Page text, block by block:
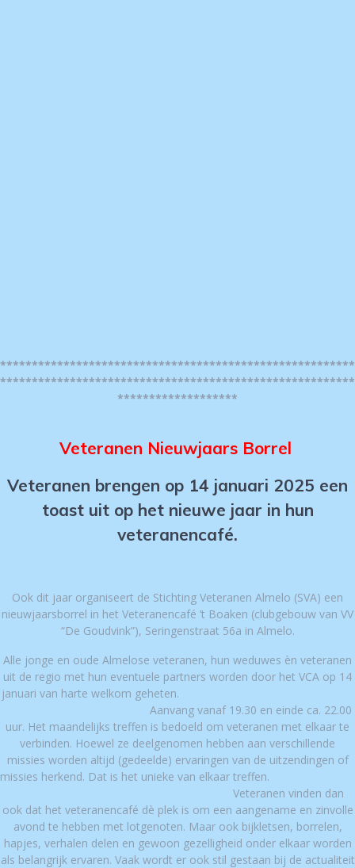
********************************************************
********************************************************
*******************
Veteranen Nieuwjaars Borrel
Veteranen brengen op 14 januari 2025 een
toast uit op het nieuwe jaar in hun
veteranencafé.
Ook dit jaar organiseert de Stichting Veteranen Almelo (SVA) een
nieuwjaarsborrel in het Veteranencafé ’t Boaken (clubgebouw van VV
“De Goudvink”), Seringenstraat 56a in Almelo.
Alle jonge en oude Almelose veteranen, hun weduwes èn veteranen
uit de regio met hun eventuele partners worden door het VCA op 14
januari van harte welkom geheten.
Aanvang vanaf 19.30 en einde ca. 22.00
uur. Het maandelijks treffen is bedoeld om veteranen met elkaar te
verbinden. Hoewel ze deelgenomen hebben aan verschillende
missies worden altijd (gedeelde) ervaringen van de uitzendingen of
missies herkend. Dat is het unieke van elkaar treffen.
Veteranen vinden dan
ook dat het veteranencafé dè plek is om een aangename en zinvolle
avond te hebben met lotgenoten. Maar ook bijkletsen, borrelen,
hapjes, verhalen delen en gewoon gezelligheid onder elkaar worden
als belangrijk ervaren. Vaak wordt er ook stil gestaan bij de actualiteit